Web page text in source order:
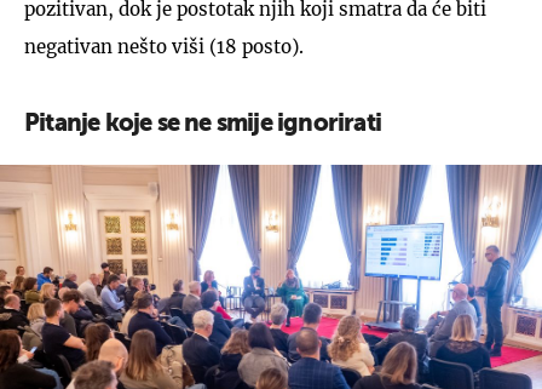
pozitivan, dok je postotak njih koji smatra da će biti
negativan nešto viši (18 posto).
Pitanje koje se ne smije ignorirati